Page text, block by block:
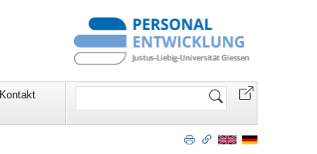
Kontakt
Website